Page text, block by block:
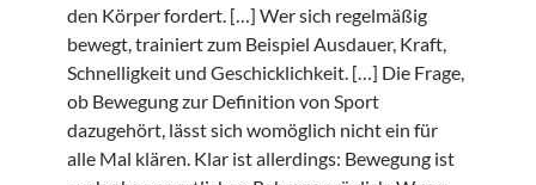
den Körper fordert. […] Wer sich regelmäßig
bewegt, trainiert zum Beispiel Ausdauer, Kraft,
Schnelligkeit und Geschicklichkeit. […] Die Frage,
ob Bewegung zur Definition von Sport
dazugehört, lässt sich womöglich nicht ein für
alle Mal klären. Klar ist allerdings: Bewegung ist